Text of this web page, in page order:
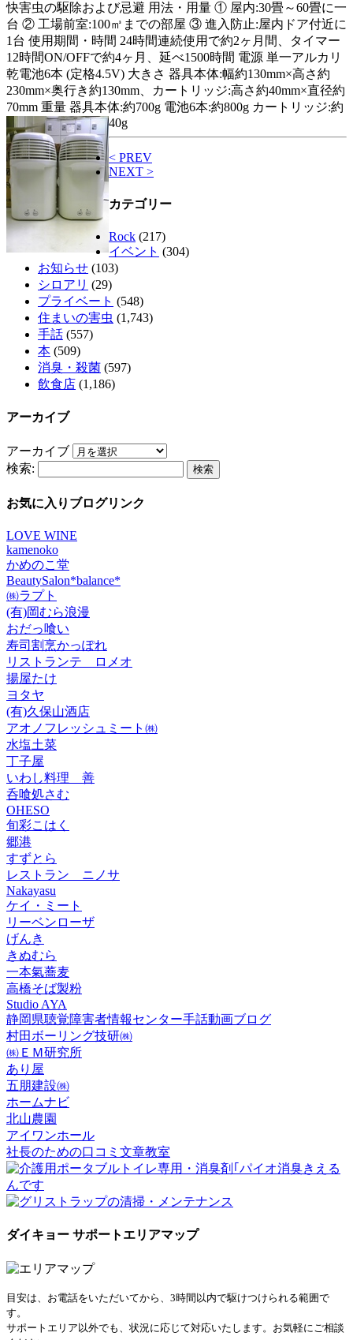
快害虫の駆除および忌避 用法・用量 ① 屋内:30畳～60畳に一
台 ② 工場前室:100㎥までの部屋 ③ 進入防止:屋内ドア付近に
1台 使用期間・時間 24時間連続使用で約2ヶ月間、タイマー
12時間ON/OFFで約4ヶ月、延べ1500時間 電源 単一アルカリ
乾電池6本 (定格4.5V) 大きさ 器具本体:幅約130mm×高さ約
230mm×奥行き約130mm、カートリッジ:高さ約40mm×直径約
70mm 重量 器具本体:約700g 電池6本:約800g カートリッジ:約
40g
< PREV
NEXT >
カテゴリー
Rock (217)
イベント (304)
お知らせ (103)
シロアリ (29)
プライベート (548)
住まいの害虫 (1,743)
手話 (557)
本 (509)
消臭・殺菌 (597)
飲食店 (1,186)
アーカイブ
アーカイブ
検索:
お気に入りブログリンク
LOVE WINE
kamenoko
かめのこ堂
BeautySalon*balance*
㈱ラプト
(有)岡むら浪漫
おだっ喰い
寿司割烹かっぽれ
リストランテ ロメオ
揚屋たけ
ヨタヤ
(有)久保山酒店
アオノフレッシュミート㈱
水塩土菜
丁子屋
いわし料理 善
呑喰処さむ
OHESO
旬彩こはく
郷港
すずとら
レストラン ニノサ
Nakayasu
ケイ・ミート
リーベンローザ
げんき
きぬむら
一本氣蕎麦
高橋そば製粉
Studio AYA
静岡県聴覚障害者情報センター手話動画ブログ
村田ボーリング技研㈱
㈱ＥＭ研究所
あり屋
五朋建設㈱
ホームナビ
北山農園
アイワンホール
社長のための口コミ文章教室
ダイキョー サポートエリアマップ
目安は、お電話をいただいてから、3時間以内で駆けつけられる範囲で
す。
サポートエリア以外でも、状況に応じて対応いたします。お気軽にご相談